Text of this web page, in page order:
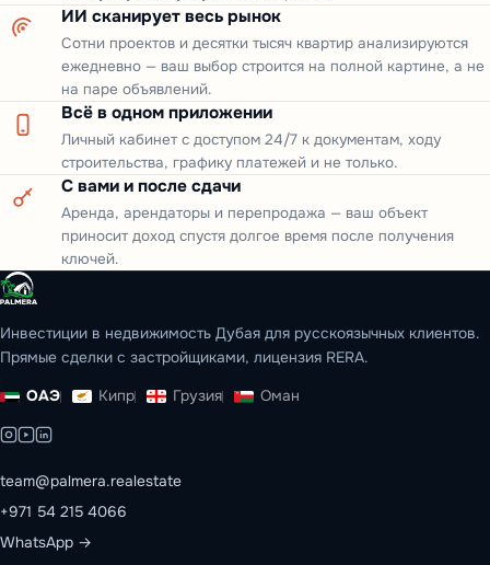
ИИ сканирует весь рынок
Сотни проектов и десятки тысяч квартир анализируются
ежедневно — ваш выбор строится на полной картине, а не
на паре объявлений.
Всё в одном приложении
Личный кабинет с доступом 24/7 к документам, ходу
строительства, графику платежей и не только.
С вами и после сдачи
Аренда, арендаторы и перепродажа — ваш объект
приносит доход спустя долгое время после получения
ключей.
Инвестиции в недвижимость Дубая для русскоязычных клиентов.
Прямые сделки с застройщиками, лицензия RERA.
ОАЭ Кипр Грузия Оман
team@palmera.realestate
+971 54 215 4066
WhatsApp →